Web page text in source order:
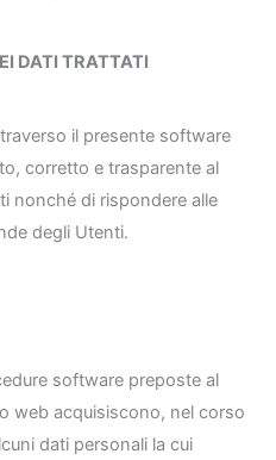
DATI TRATTATI
il presente software
corretto e trasparente al
nonché di rispondere alle
degli Utenti.
software preposte al
web acquisiscono, nel corso
dati personali la cui